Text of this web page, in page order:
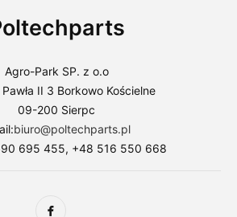
Agro-Park SP. z o.o
II 3 Borkowo Kościelne
09-200 Sierpc
biuro@poltechparts.pl
695 455, +48 516 550 668